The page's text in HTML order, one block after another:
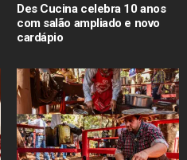
Des Cucina celebra 10 anos
com salão ampliado e novo
cardápio